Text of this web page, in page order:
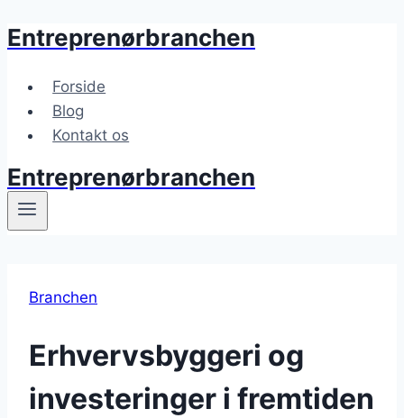
Fortsæt
indhold
Entreprenørbranchen
Forside
Blog
Kontakt os
Entreprenørbranchen
Branchen
Erhvervsbyggeri og
investeringer i fremtiden